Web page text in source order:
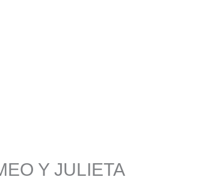
Y JULIETA